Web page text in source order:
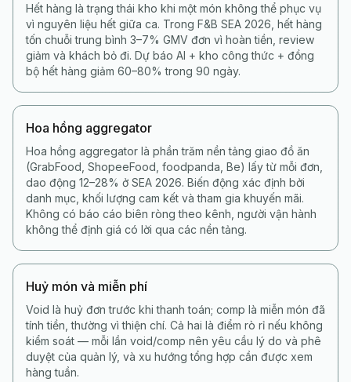
Hết hàng là trạng thái kho khi một món không thể phục vụ
vì nguyên liệu hết giữa ca. Trong F&B SEA 2026, hết hàng
tốn chuỗi trung bình 3–7% GMV đơn vì hoàn tiền, review
giảm và khách bỏ đi. Dự báo AI + kho công thức + đồng
bộ hết hàng giảm 60–80% trong 90 ngày.
Hoa hồng aggregator
Hoa hồng aggregator là phần trăm nền tảng giao đồ ăn
(GrabFood, ShopeeFood, foodpanda, Be) lấy từ mỗi đơn,
dao động 12–28% ở SEA 2026. Biến động xác định bởi
danh mục, khối lượng cam kết và tham gia khuyến mãi.
Không có báo cáo biên ròng theo kênh, người vận hành
không thể định giá có lời qua các nền tảng.
Huỷ món và miễn phí
Void là huỷ đơn trước khi thanh toán; comp là miễn món đã
tính tiền, thường vì thiện chí. Cả hai là điểm rò rỉ nếu không
kiểm soát — mỗi lần void/comp nên yêu cầu lý do và phê
duyệt của quản lý, và xu hướng tổng hợp cần được xem
hàng tuần.